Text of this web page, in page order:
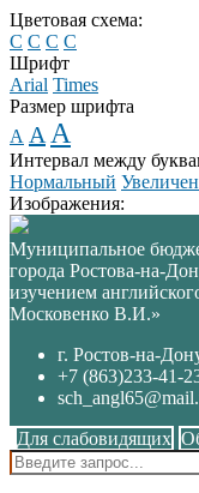
Цветовая схема:
C C C C
Шрифт
Arial Times
Размер шрифта
A A A
Интервал между
Нормальный
Изображения:
Муниципальное
города Ростова-на-
изучением
Московенко В.И.»
г. Ростов-на-
+7 (863)233-41-
Для слабовидящих